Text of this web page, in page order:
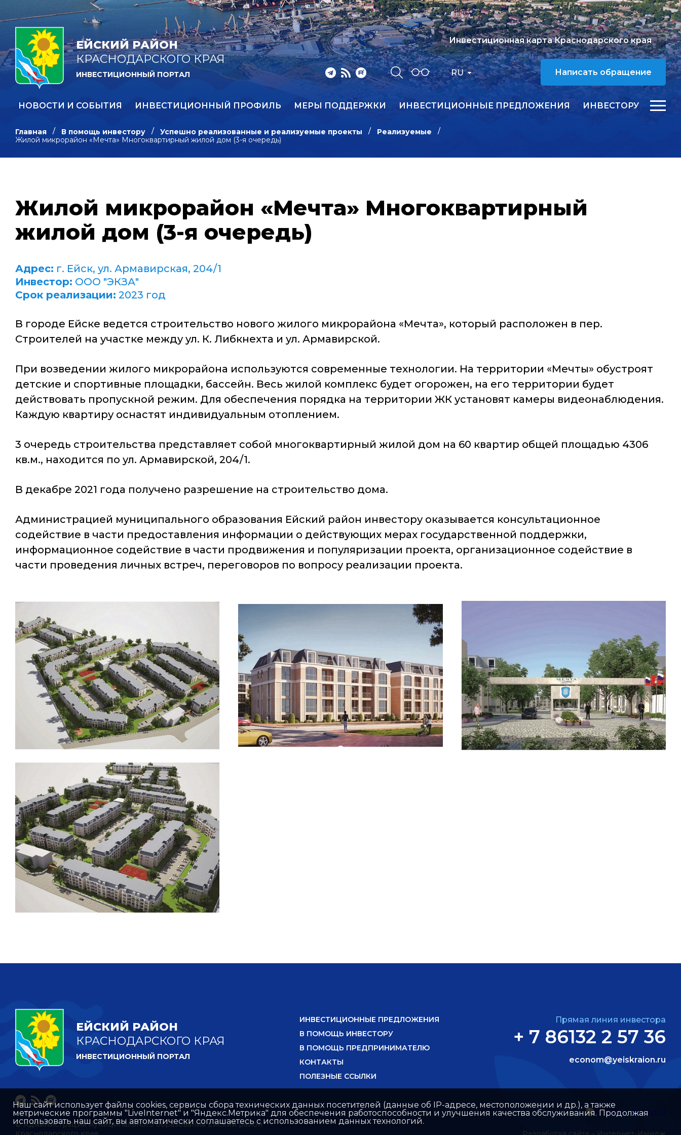
ЕЙСКИЙ РАЙОН
КРАСНОДАРСКОГО КРАЯ
ИНВЕСТИЦИОННЫЙ ПОРТАЛ RU
Инвестиционная карта Краснодарского края
Написать обращение
НОВОСТИ И СОБЫТИЯ ИНВЕСТИЦИОННЫЙ ПРОФИЛЬ МЕРЫ ПОДДЕРЖКИ ИНВЕСТИЦИОННЫЕ ПРЕДЛОЖЕНИЯ ИНВЕСТОРУ
Главная В помощь инвестору Успешно реализованные и реализуемые проекты
Реализуемые
Жилой микрорайон «Мечта» Многоквартирный жилой дом (3-я очередь)
Жилой микрорайон «Мечта» Многоквартирный
жилой дом (3-я очередь)
Адрес: г. Ейск, ул. Армавирская, 204/1
Инвестор: ООО "ЭКЗА"
Срок реализации: 2023 год
В городе Ейске ведется строительство нового жилого микрорайона «Мечта», который расположен в пер.
Строителей на участке между ул. К. Либкнехта и ул. Армавирской.
При возведении жилого микрорайона используются современные технологии. На территории «Мечты» обустроят
детские и спортивные площадки, бассейн. Весь жилой комплекс будет огорожен, на его территории будет
действовать пропускной режим. Для обеспечения порядка на территории ЖК установят камеры видеонаблюдения.
Каждую квартиру оснастят индивидуальным отоплением.
3 очередь строительства представляет собой многоквартирный жилой дом на 60 квартир общей площадью 4306
кв.м., находится по ул. Армавирской, 204/1.
В декабре 2021 года получено разрешение на строительство дома.
Администрацией муниципального образования Ейский район инвестору оказывается консультационное
содействие в части предоставления информации о действующих мерах государственной поддержки,
информационное содействие в части продвижения и популяризации проекта, организационное содействие в
части проведения личных встреч, переговоров по вопросу реализации проекта.
ЕЙСКИЙ РАЙОН
КРАСНОДАРСКОГО КРАЯ
ИНВЕСТИЦИОННЫЙ ПОРТАЛ
ИНВЕСТИЦИОННЫЕ ПРЕДЛОЖЕНИЯ
В ПОМОЩЬ ИНВЕСТОРУ
В ПОМОЩЬ ПРЕДПРИНИМАТЕЛЮ
КОНТАКТЫ
ПОЛЕЗНЫЕ ССЫЛКИ
Прямая линия инвестора
+ 7 86132 2 57 36
econom@yeiskraion.ru
© Администрация муниципального образования Ейский район
Наш сайт использует файлы cookies, сервисы сбора технических данных посетителей (данные об IP-адресе, местоположении и др.), а также
метрические программы "LiveInternet" и "Яндекс.Метрика" для обеспечения работоспособности и улучшения качества обслуживания. Продолжая
использовать наш сайт, вы автоматически соглашаетесь с использованием данных технологий.